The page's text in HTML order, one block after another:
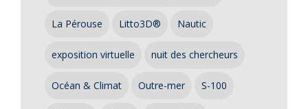
La Pérouse Litto3D® Nautic
exposition virtuelle nuit des chercheurs
Océan & Climat Outre-mer S-100